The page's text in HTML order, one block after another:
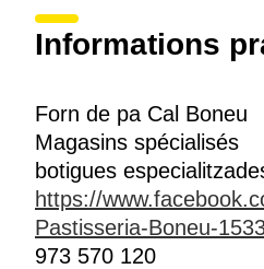
Informations
Forn de pa Cal Boneu
Magasins spécialisés
botigues
https://
Pastisseria-Boneu-
973 570 120